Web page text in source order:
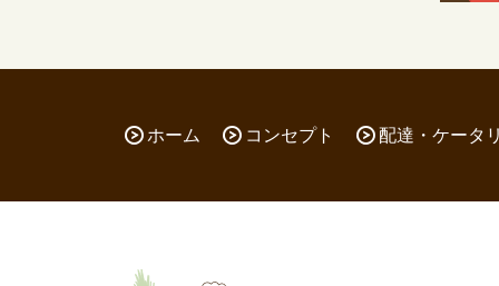
ホーム コンセプト 配達・ケータ